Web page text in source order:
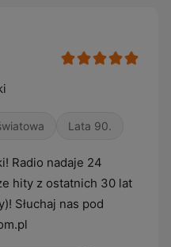
Lata 90.
Radio nadaje 24
hity z ostatnich 30 lat
Słuchaj nas pod